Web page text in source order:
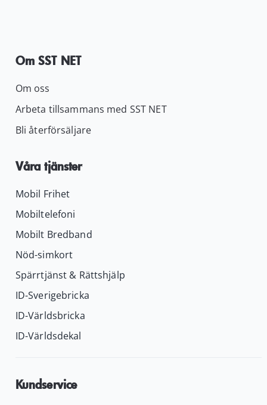
Om SST NET
Om oss
Arbeta tillsammans med SST NET
Bli återförsäljare
Våra tjänster
Mobil Frihet
Mobiltelefoni
Mobilt Bredband
Nöd-simkort
Spärrtjänst & Rättshjälp
ID-Sverigebricka
ID-Världsbricka
ID-Världsdekal
Kundservice